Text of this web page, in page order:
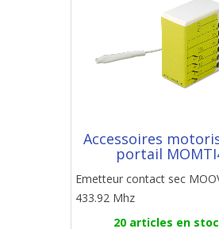
Accessoires
portail
Emetteur contact sec
433.92 Mhz
20 articles en